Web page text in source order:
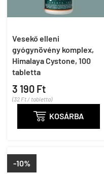
Vesekő elleni
gyógynövény komplex,
Himalaya Cystone, 100
tabletta
3 190 Ft
(32 Ft / tabletta)
 KOSÁRBA
-10%